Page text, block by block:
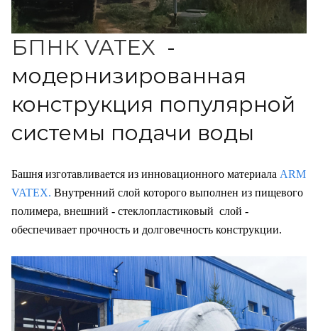
БПНК VATEX -
модернизированная
конструкция популярной
системы подачи воды
Башня изготавливается из инновационного материала ARM
VATEX. Внутренний слой которого выполнен из пищевого
полимера, внешний - стеклопластиковый слой -
обеспечивает прочность и долговечность конструкции.